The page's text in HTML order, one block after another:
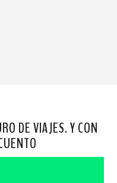
DE VIAJES. Y CON